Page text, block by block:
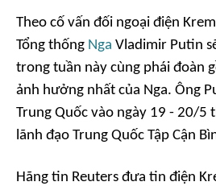
Theo cố vấn đối ngoại điện
Tổng thống Nga Vladimir Putin
trong tuần này cùng phái đoàn
ảnh hưởng nhất của Nga. Ông
Trung Quốc vào ngày 19 - 20/5
lãnh đạo Trung Quốc Tập Cận
Hãng tin Reuters đưa tin điện